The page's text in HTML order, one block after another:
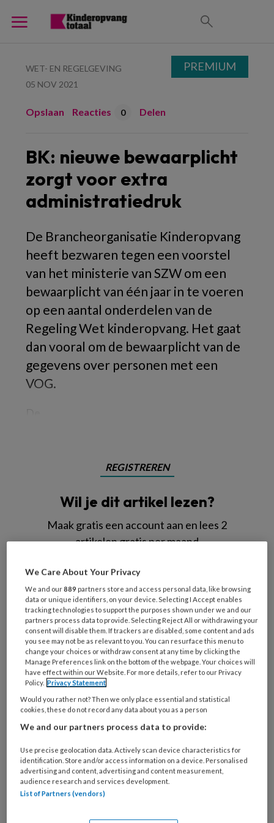
WET- EN REGELGEVING
05 NOV 2021
Opslaan Reacties 0 Delen
BK: nieuwe bewaarplicht
zorgt voor extra
administratiedruk
De Brancheorganisatie Kinderopvang
heeft bezwaren tegen een voorstel
van het ministerie van SZW om een
bewaarplicht van één jaar in te voeren
op een aantal onderdelen van de
Regeling Wet kinderopvang. Het gaat
dan vooral om de bewaarplicht van de
gegevens over personen met een
VOG.
REGISTREREN
Wil je dit artikel lezen?
Maak gratis een account aan en lees 2
artikelen gratis per maand
Al een account of abonnement?
Wat
is
je
e-
mailadres?
* *
Kies
je
wachtwoord*
Kies
functie *
Bij
welke
organisatie
werk
PREMIUM
We Care About Your Privacy
We and our889 partners store and access personal data, like browsing
data or unique identifiers, on your device. Selecting I Accept enables
tracking technologies to support the purposes shown under we and our
partners process data to provide. Selecting Reject All or withdrawing your
consent will disable them. If trackers are disabled, some content and ads
you see may not be as relevant to you. You can resurface this menu to
change your choices or withdraw consent at any time by clicking the
Manage Preferences link on the bottom of the webpage. Your choices will
have effect within our Website. For more details, refer to our Privacy
Policy. Privacy Statement
Would you rather not? Then we only place essential and statistical
cookies, these do not record any data about you as a person
We and our partners process data to provide:
Use precise geolocation data. Actively scan device characteristics for
identification. Store and/or access information on a device. Personalised
advertising and content, advertising and content measurement,
audience research and services development.
List of Partners (vendors)